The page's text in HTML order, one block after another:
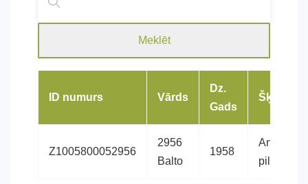
Meklēt
ID numurs Vārds
Dz.
Gads
Šķirne
Z1005800052956
2956
Balto
1958
Angļu
pilnasinis